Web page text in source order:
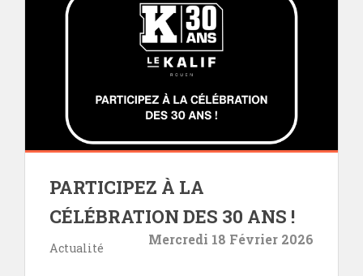
PARTICIPEZ À LA
CÉLÉBRATION DES 30 ANS !
Actualité
Mercredi 18 Février 2026